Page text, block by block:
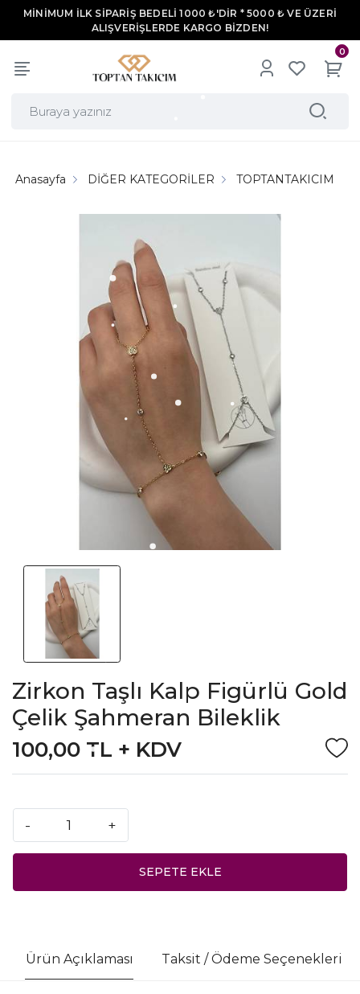
MİNİMUM İLK SİPARİŞ BEDELİ 1000 ₺'DİR * 5000 ₺ VE ÜZERİ
ALIŞVERİŞLERDE KARGO BİZDEN!
0
Anasayfa DİĞER KATEGORİLER TOPTANTAKICIM
Zirkon Taşlı Kalp Figürlü Gold
Çelik Şahmeran Bileklik
100,00 TL + KDV
- +
SEPETE EKLE
Ürün Açıklaması Taksit / Ödeme Seçenekleri